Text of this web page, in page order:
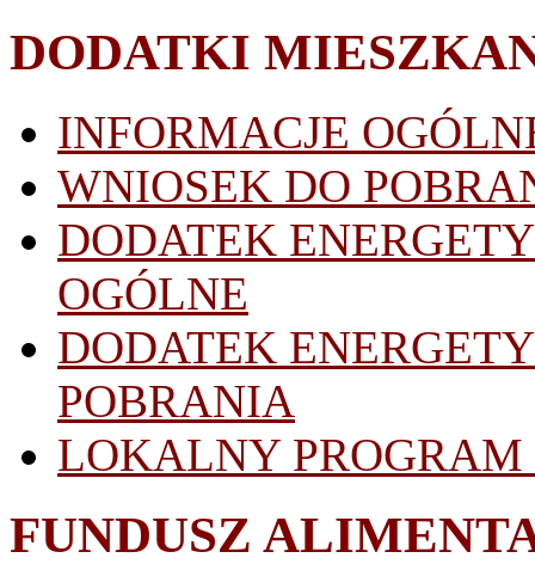
DODATKI
INFORMACJE
WNIOSEK DO
DODATEK
OGÓLNE
DODATEK
POBRANIA
LOKALNY
FUNDUSZ